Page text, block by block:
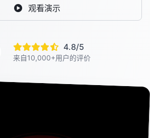
观看演示
4.8/5
来自10,000+用户的评价